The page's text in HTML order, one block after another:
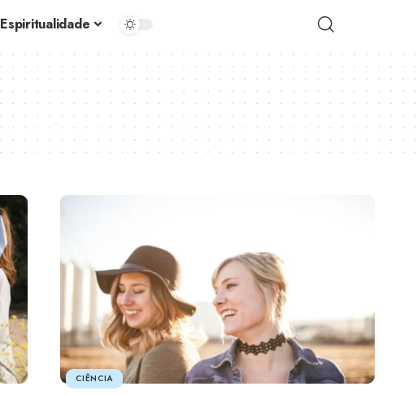
Espiritualidade
CIÊNCIA